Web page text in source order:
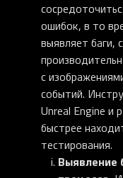
ошибок, в то
выявляет баги,
с
событий.
Unreal Engine и
быстрее
тестирования.
Выявление